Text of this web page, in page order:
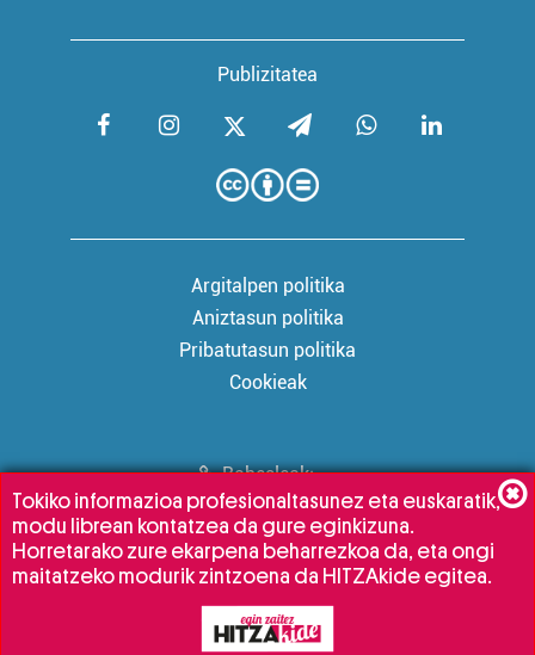
Publizitatea
Argitalpen politika
Aniztasun politika
Pribatutasun politika
Cookieak
Babesleak:
Tokiko informazioa profesionaltasunez eta euskaratik,
modu librean kontatzea da gure eginkizuna.
Horretarako zure ekarpena beharrezkoa da, eta ongi
maitatzeko modurik zintzoena da HITZAkide egitea.